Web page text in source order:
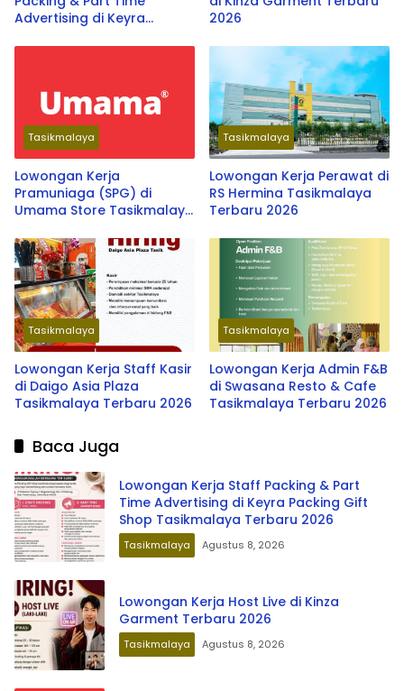
Advertising di Keyra
Tasikmalaya Terbaru 2026
2026
Tasikmalaya
Lowongan Kerja
Pramuniaga (SPG) di
Umama Store Tasikmalaya
Tasikmalaya
Lowongan Kerja Perawat di
RS Hermina Tasikmalaya
Terbaru 2026
Tasikmalaya
Lowongan Kerja Staff Kasir
di Daigo Asia Plaza
Tasikmalaya Terbaru 2026
Tasikmalaya
Lowongan Kerja Admin F&B
di Swasana Resto & Cafe
Tasikmalaya Terbaru 2026
Baca Juga
Lowongan Kerja Staff Packing & Part
Time Advertising di Keyra Packing Gift
Shop Tasikmalaya Terbaru 2026
Tasikmalaya Agustus 8, 2026
Lowongan Kerja Host Live di Kinza
Garment Terbaru 2026
Tasikmalaya Agustus 8, 2026